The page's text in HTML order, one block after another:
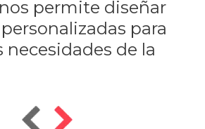
permite diseñar
para
necesidades de la